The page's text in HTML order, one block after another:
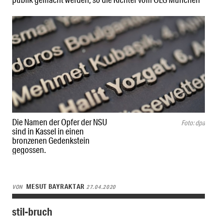
Die Namen der Opfer der NSU
sind in Kassel in einen
bronzenen Gedenkstein
gegossen.
Foto: dpa
VON MESUT BAYRAKTAR 27.04.2020
stil-bruch